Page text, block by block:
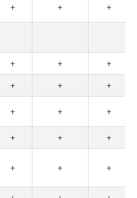
+ + +
+ +
+
+ +
+
+ + +
+ +
+
+ + +